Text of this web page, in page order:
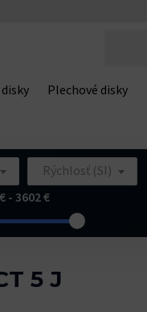
Plechové disky
Rýchlosť (SI)
- 3602 €
5 J